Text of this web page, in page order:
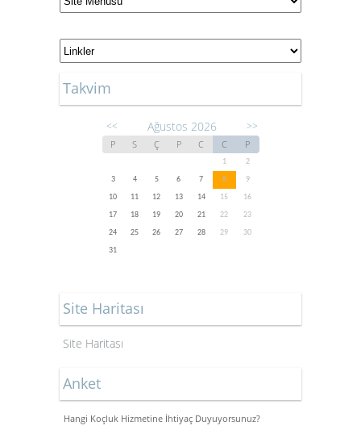
Takvim
<< Ağustos 2026 >>
P S Ç P C C P
1
2
3
4 5 6 7 8
9
10
11 12 13 14 15
16
17
18 19 20 21 22
23
24
25 26 27 28 29
30
31
Site Haritası
Site Haritası
Anket
Hangi Koçluk Hizmetine İhtiyaç Duyuyorsunuz?